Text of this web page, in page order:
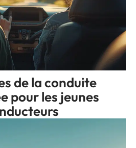
de la conduite
pour les jeunes